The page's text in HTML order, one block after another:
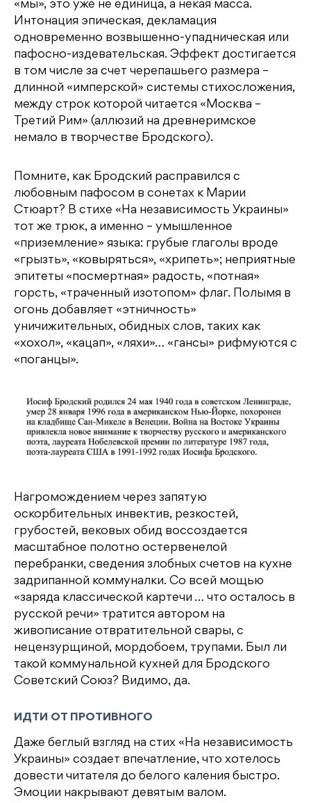
«мы», это уже не единица, а некая масса.
Интонация эпическая, декламация
одновременно возвышенно-упадническая или
пафосно-издевательская. Эффект достигается
в том числе за счет черепашьего размера –
длинной «имперской» системы стихосложения,
между строк которой читается «Москва –
Третий Рим» (аллюзий на древнеримское
немало в творчестве Бродского).
Помните, как Бродский расправился с
любовным пафосом в сонетах к Марии
Стюарт? В стихе «На независимость Украины»
тот же трюк, а именно – умышленное
«приземление» языка: грубые глаголы вроде
«грызть», «ковыряться», «хрипеть»; неприятные
эпитеты «посмертная» радость, «потная»
горсть, «траченный изотопом» флаг. Полымя в
огонь добавляет «этничность»
уничижительных, обидных слов, таких как
«хохол», «кацап», «ляхи»… «гансы» рифмуются с
«поганцы».
Нагромождением через запятую
оскорбительных инвектив, резкостей,
грубостей, вековых обид воссоздается
масштабное полотно остервенелой
перебранки, сведения злобных счетов на кухне
задрипанной коммуналки. Со всей мощью
«заряда классической картечи … что осталось в
русской речи» тратится автором на
живописание отвратительной свары, с
нецензурщиной, мордобоем, трупами. Был ли
такой коммунальной кухней для Бродского
Советский Союз? Видимо, да.
ИДТИ ОТ ПРОТИВНОГО
Даже беглый взгляд на стих «На независимость
Украины» создает впечатление, что хотелось
довести читателя до белого каления быстро.
Эмоции накрывают девятым валом.